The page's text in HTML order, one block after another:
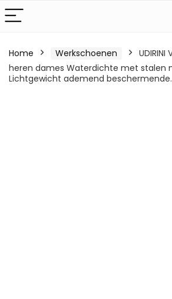
Home Werkschoenen
heren dames Waterdichte met stalen
Lichtgewicht ademend